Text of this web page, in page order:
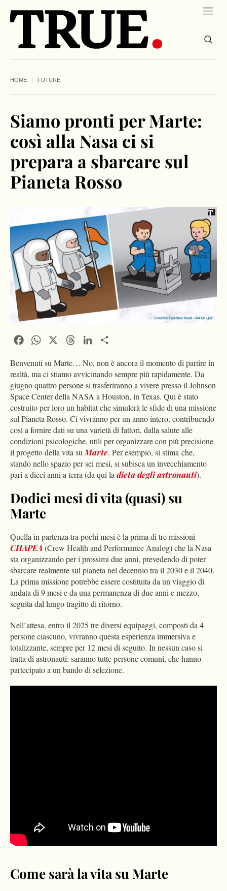
HOME FUTURE
Siamo pronti per Marte:
così alla Nasa ci si
prepara a sbarcare sul
Pianeta Rosso
FacebookWhatsApp ThreadsLinkedIn
Benvenuti su Marte… No, non è ancora il momento di partire in
realtà, ma ci stiamo avvicinando sempre più rapidamente. Da
giugno quattro persone si trasferiranno a vivere presso il Johnson
Space Center della NASA a Houston, in Texas. Qui è stato
costruito per loro un habitat che simulerà le sfide di una missione
sul Pianeta Rosso. Ci vivranno per un anno intero, contribuendo
così a fornire dati su una varietà di fattori, dalla salute alle
condizioni psicologiche, utili per organizzare con più precisione
il progetto della vita suMarte. Per esempio, si stima che,
stando nello spazio per sei mesi, si subisca un invecchiamento
pari a dieci anni a terra (da qui ladieta degli astronauti).
Dodici mesi di vita (quasi) su
Marte
Quella in partenza tra pochi mesi è la prima di tre missioni
CHAPEA(Crew Health and Performance Analog) che la Nasa
sta organizzando per i prossimi due anni, prevedendo di poter
sbarcare realmente sul pianeta nel decennio tra il 2030 e il 2040.
La prima missione potrebbe essere costituita da un viaggio di
andata di 9 mesi e da una permanenza di due anni e mezzo,
seguita dal lungo tragitto di ritorno.
Nell’attesa, entro il 2025 tre diversi equipaggi, composti da 4
persone ciascuno, vivranno questa esperienza immersiva e
totalizzante, sempre per 12 mesi di seguito. In nessun caso si
tratta di astronauti: saranno tutte persone comuni, che hanno
partecipato a un bando di selezione.
Come sarà la vita su Marte